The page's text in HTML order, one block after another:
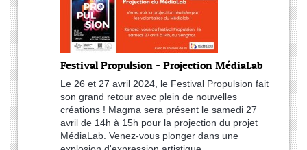
Festival Propulsion - Projection MédiaLab
Le 26 et 27 avril 2024, le Festival Propulsion fait
son grand retour avec plein de nouvelles
créations ! Magma sera présent le samedi 27
avril de 14h à 15h pour la projection du projet
MédiaLab. Venez-vous plonger dans une